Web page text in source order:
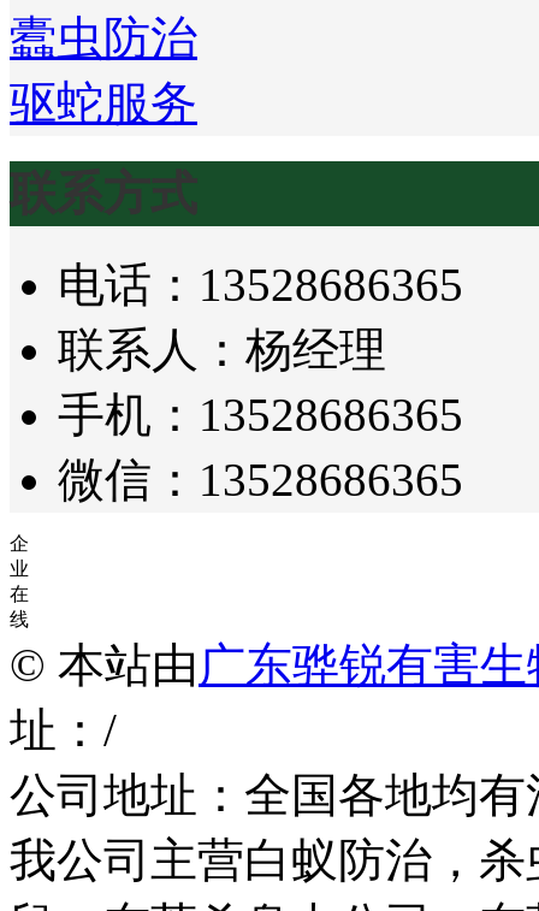
蠹虫防治
驱蛇服务
联系方式
电话：13528686365
联系人：杨经理
手机：13528686365
微信：13528686365
企
业
在
线
© 本站由 广东骅锐有害
址：/
公司地址：全国各地均
我公司主营白蚁防治，